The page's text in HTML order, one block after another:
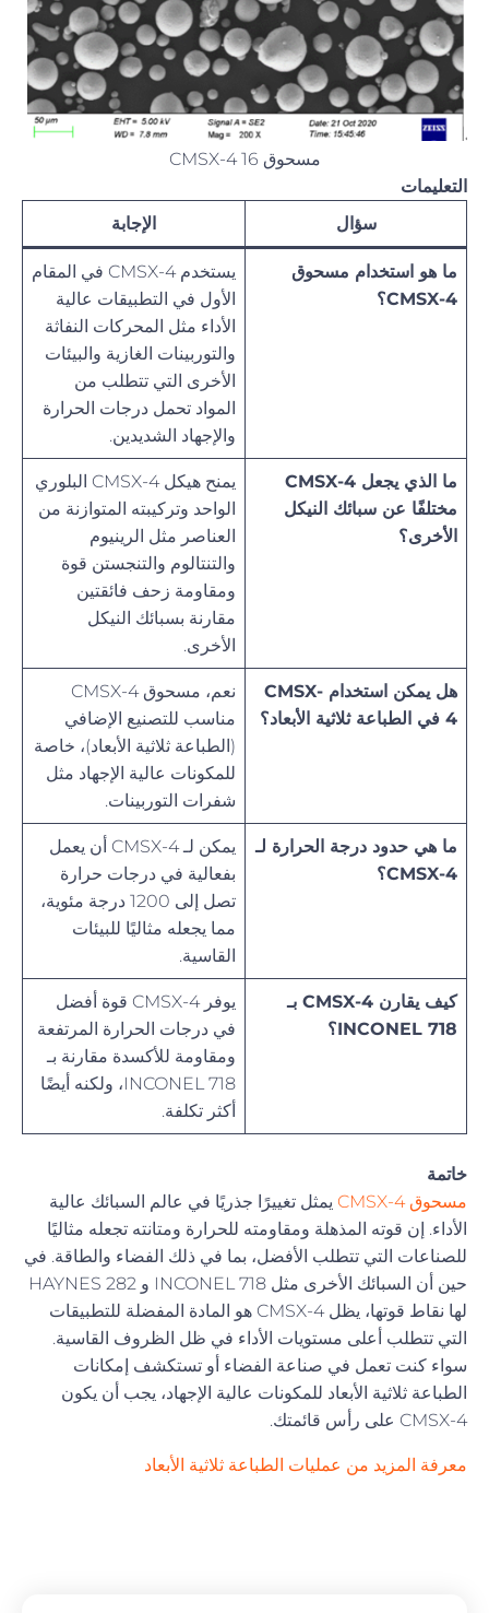
مسحوق CMSX-4 16
التعليمات
سؤال
الإجابة
ما هو استخدام مسحوق
CMSX-4؟
يستخدم CMSX-4 في المقام
الأول في التطبيقات عالية
الأداء مثل المحركات النفاثة
والتوربينات الغازية والبيئات
الأخرى التي تتطلب من
المواد تحمل درجات الحرارة
والإجهاد الشديدين.
ما الذي يجعل CMSX-4
مختلفًا عن سبائك النيكل
الأخرى؟
يمنح هيكل CMSX-4 البلوري
الواحد وتركيبته المتوازنة من
العناصر مثل الرينيوم
والتنتالوم والتنجستن قوة
ومقاومة زحف فائقتين
مقارنة بسبائك النيكل
الأخرى.
هل يمكن استخدام CMSX-
4 في الطباعة ثلاثية الأبعاد؟
نعم، مسحوق CMSX-4
مناسب للتصنيع الإضافي
(الطباعة ثلاثية الأبعاد)، خاصة
للمكونات عالية الإجهاد مثل
شفرات التوربينات.
ما هي حدود درجة الحرارة لـ
CMSX-4؟
يمكن لـ CMSX-4 أن يعمل
بفعالية في درجات حرارة
تصل إلى 1200 درجة مئوية،
مما يجعله مثاليًا للبيئات
القاسية.
كيف يقارن CMSX-4 بـ
INCONEL 718؟
يوفر CMSX-4 قوة أفضل
في درجات الحرارة المرتفعة
ومقاومة للأكسدة مقارنة بـ
INCONEL 718، ولكنه أيضًا
أكثر تكلفة.
خاتمة
مسحوق CMSX-4
يمثل تغييرًا جذريًا في عالم السبائك عالية
الأداء. إن قوته المذهلة ومقاومته للحرارة ومتانته تجعله مثاليًا
للصناعات التي تتطلب الأفضل، بما في ذلك الفضاء والطاقة. في
حين أن السبائك الأخرى مثل INCONEL 718 و HAYNES 282
لها نقاط قوتها، يظل CMSX-4 هو المادة المفضلة للتطبيقات
التي تتطلب أعلى مستويات الأداء في ظل الظروف القاسية.
سواء كنت تعمل في صناعة الفضاء أو تستكشف إمكانات
الطباعة ثلاثية الأبعاد للمكونات عالية الإجهاد، يجب أن يكون
CMSX-4 على رأس قائمتك.
معرفة المزيد من عمليات الطباعة ثلاثية الأبعاد